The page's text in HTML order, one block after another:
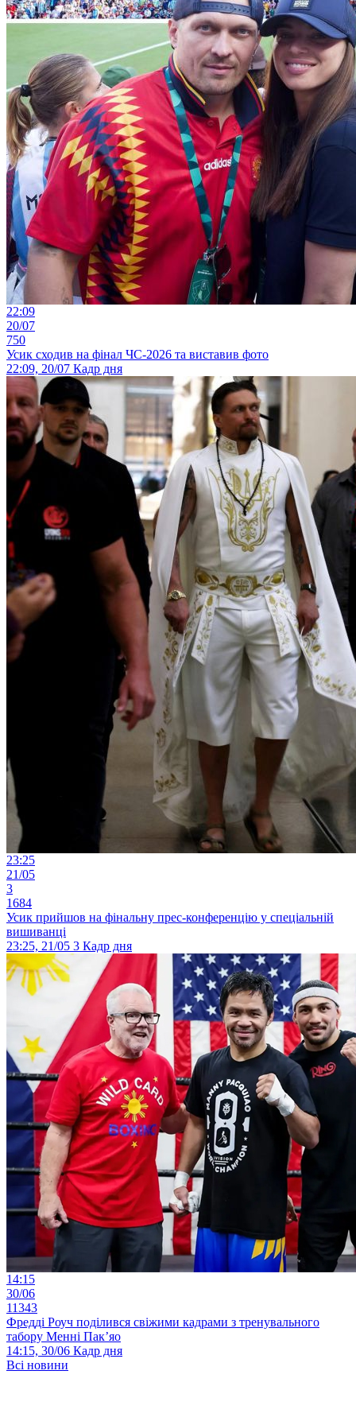
22:09
20/07
750
Усик сходив на фінал ЧС-2026 та виставив фото
22:09, 20/07 Кадр дня
23:25
21/05
3
1684
Усик прийшов на фінальну прес-конференцію у спеціальній
вишиванці
23:25, 21/05 3 Кадр дня
14:15
30/06
11343
Фредді Роуч поділився свіжими кадрами з тренувального
табору Менні Пак’яо
14:15, 30/06 Кадр дня
Всі новини